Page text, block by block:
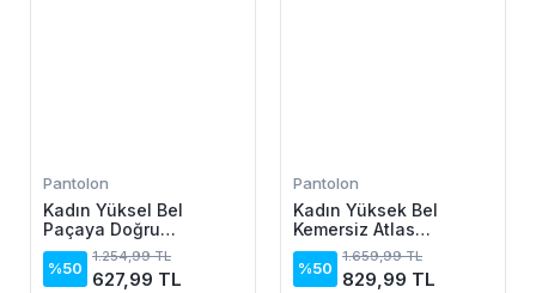
Pantolon
Kadın Yüksel Bel
Paçaya Doğru
Genişleyen Uzun
Pantolon
%50
1.254,99 TL
627,99 TL
Pantolon
Kadın Yüksek Bel
Kemersiz Atlas
Pantolon
%50
1.659,99 TL
829,99 TL